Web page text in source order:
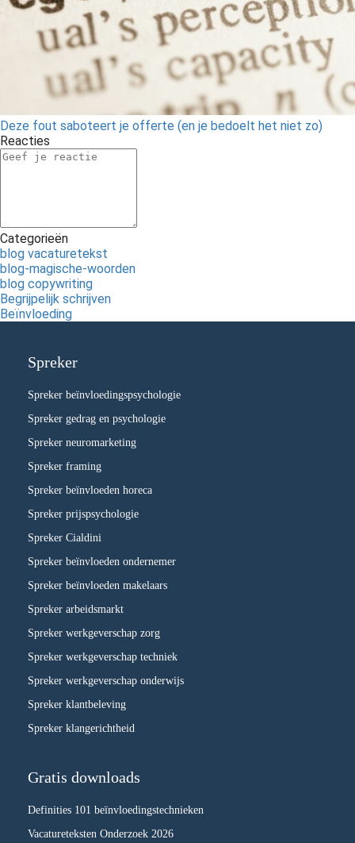
Deze fout saboteert je offerte (en je bedoelt het niet zo)
Reacties
Categorieën
blog vacaturetekst
blog-magische-woorden
blog copywriting
Begrijpelijk schrijven
Beïnvloeding
Spreker
Spreker beïnvloedingspsychologie
Spreker gedrag en psychologie
Spreker neuromarketing
Spreker framing
Spreker beïnvloeden horeca
Spreker prijspsychologie
Spreker Cialdini
Spreker beïnvloeden ondernemer
Spreker beïnvloeden makelaars
Spreker arbeidsmarkt
Spreker werkgeverschap zorg
Spreker werkgeverschap techniek
Spreker werkgeverschap onderwijs
Spreker klantbeleving
Spreker klangerichtheid
Gratis downloads
Definities 101 beïnvloedingstechnieken
Vacatureteksten Onderzoek 2026